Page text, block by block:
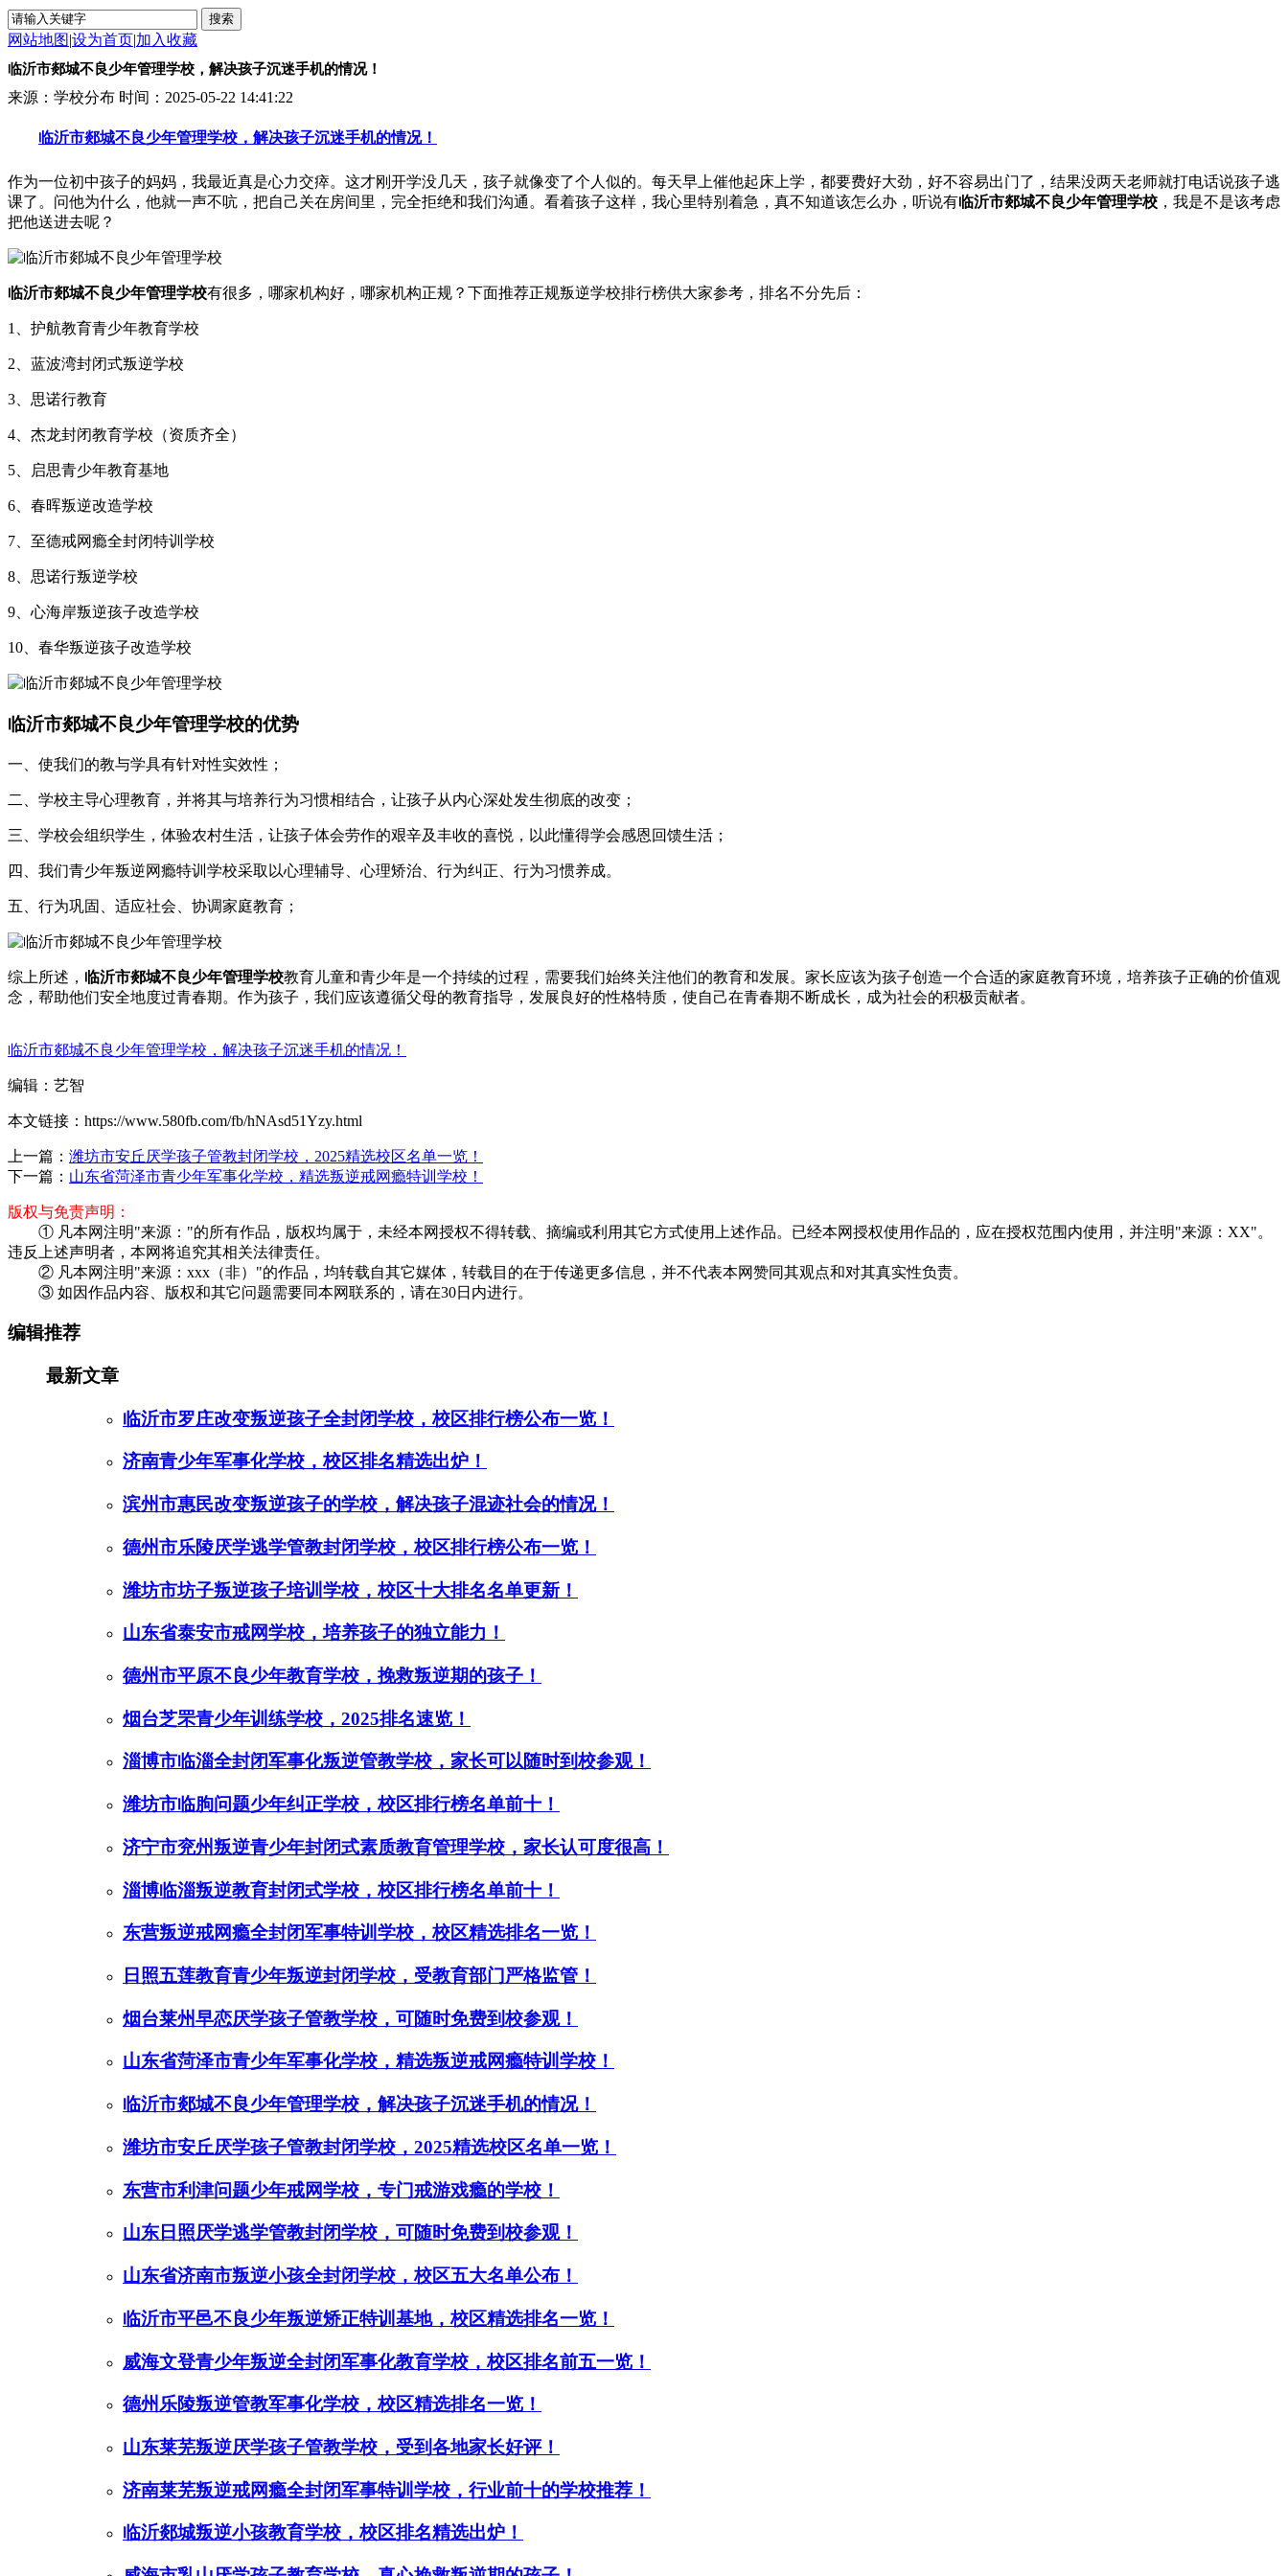
网站地图|设为首页|加入收藏
临沂市郯城不良少年管理学校，解决孩子沉迷手机的情况！
来源：学校分布 时间：2025-05-22 14:41:22
临沂市郯城不良少年管理学校，解决孩子沉迷手机的情况！
作为一位初中孩子的妈妈，我最近真是心力交瘁。这才刚开学没几天，孩子就像变了个人似的。每天早上催他起床上学，都要费好大劲，好不容易出门了，结果没两天老师就打电话说孩子逃
课了。问他为什么，他就一声不吭，把自己关在房间里，完全拒绝和我们沟通。看着孩子这样，我心里特别着急，真不知道该怎么办，听说有临沂市郯城不良少年管理学校 ，我是不是该考虑
把他送进去呢？
临沂市郯城不良少年管理学校有很多，哪家机构好，哪家机构正规？下面推荐正规叛逆学校排行榜供大家参考，排名不分先后：
1、护航教育青少年教育学校
2、蓝波湾封闭式叛逆学校
3、思诺行教育
4、杰龙封闭教育学校（资质齐全）
5、启思青少年教育基地
6、春晖叛逆改造学校
7、至德戒网瘾全封闭特训学校
8、思诺行叛逆学校
9、心海岸叛逆孩子改造学校
10、春华叛逆孩子改造学校
临沂市郯城不良少年管理学校的优势
一、使我们的教与学具有针对性实效性；
二、学校主导心理教育，并将其与培养行为习惯相结合，让孩子从内心深处发生彻底的改变；
三、学校会组织学生，体验农村生活，让孩子体会劳作的艰辛及丰收的喜悦，以此懂得学会感恩回馈生活；
四、我们青少年叛逆网瘾特训学校采取以心理辅导、心理矫治、行为纠正、行为习惯养成。
五、行为巩固、适应社会、协调家庭教育；
综上所述， 临沂市郯城不良少年管理学校教育儿童和青少年是一个持续的过程，需要我们始终关注他们的教育和发展。家长应该为孩子创造一个合适的家庭教育环境，培养孩子正确的价值观
念，帮助他们安全地度过青春期。作为孩子，我们应该遵循父母的教育指导，发展良好的性格特质，使自己在青春期不断成长，成为社会的积极贡献者。
临沂市郯城不良少年管理学校，解决孩子沉迷手机的情况！
编辑：艺智
本文链接：https://www.580fb.com/fb/hNAsd51Yzy.html
上一篇： 潍坊市安丘厌学孩子管教封闭学校，2025精选校区名单一览！
下一篇： 山东省菏泽市青少年军事化学校，精选叛逆戒网瘾特训学校！
版权与免责声明：
① 凡本网注明"来源："的所有作品，版权均属于，未经本网授权不得转载、摘编或利用其它方式使用上述作品。已经本网授权使用作品的，应在授权范围内使用，并注明"来源：XX"。
违反上述声明者，本网将追究其相关法律责任。
② 凡本网注明"来源：xxx（非）"的作品，均转载自其它媒体，转载目的在于传递更多信息，并不代表本网赞同其观点和对其真实性负责。
③ 如因作品内容、版权和其它问题需要同本网联系的，请在30日内进行。
编辑推荐
最新文章
临沂市罗庄改变叛逆孩子全封闭学校，校区排行榜公布一览！
济南青少年军事化学校，校区排名精选出炉！
滨州市惠民改变叛逆孩子的学校，解决孩子混迹社会的情况！
德州市乐陵厌学逃学管教封闭学校，校区排行榜公布一览！
潍坊市坊子叛逆孩子培训学校，校区十大排名名单更新！
山东省泰安市戒网学校，培养孩子的独立能力！
德州市平原不良少年教育学校，挽救叛逆期的孩子！
烟台芝罘青少年训练学校，2025排名速览！
淄博市临淄全封闭军事化叛逆管教学校，家长可以随时到校参观！
潍坊市临朐问题少年纠正学校，校区排行榜名单前十！
济宁市兖州叛逆青少年封闭式素质教育管理学校，家长认可度很高！
淄博临淄叛逆教育封闭式学校，校区排行榜名单前十！
东营叛逆戒网瘾全封闭军事特训学校，校区精选排名一览！
日照五莲教育青少年叛逆封闭学校，受教育部门严格监管！
烟台莱州早恋厌学孩子管教学校，可随时免费到校参观！
山东省菏泽市青少年军事化学校，精选叛逆戒网瘾特训学校！
临沂市郯城不良少年管理学校，解决孩子沉迷手机的情况！
潍坊市安丘厌学孩子管教封闭学校，2025精选校区名单一览！
东营市利津问题少年戒网学校，专门戒游戏瘾的学校！
山东日照厌学逃学管教封闭学校，可随时免费到校参观！
山东省济南市叛逆小孩全封闭学校，校区五大名单公布！
临沂市平邑不良少年叛逆矫正特训基地，校区精选排名一览！
威海文登青少年叛逆全封闭军事化教育学校，校区排名前五一览！
德州乐陵叛逆管教军事化学校，校区精选排名一览！
山东莱芜叛逆厌学孩子管教学校，受到各地家长好评！
济南莱芜叛逆戒网瘾全封闭军事特训学校，行业前十的学校推荐！
临沂郯城叛逆小孩教育学校，校区排名精选出炉！